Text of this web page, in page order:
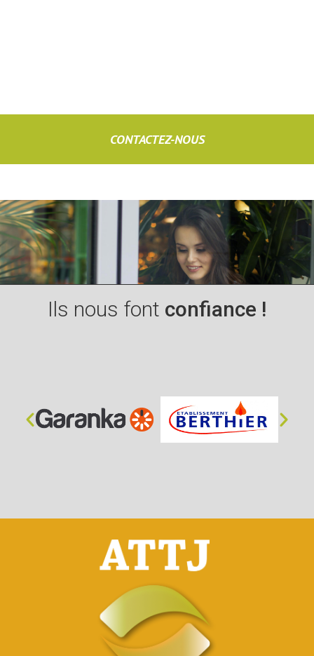
CONTACTEZ-NOUS
Ils nous font confiance !